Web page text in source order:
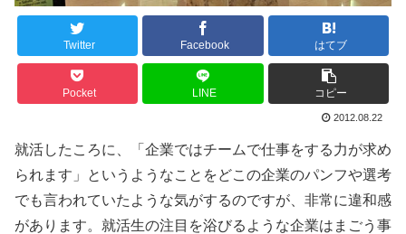
Twitter Facebook はてブ
Pocket LINE コピー
2012.08.22
就活したころに、「企業ではチームで仕事をする力が求め
られます」というようなことをどこの企業のパンフや選考
でも言われていたような気がするのですが、非常に違和感
があります。就活生の注目を浴びるような企業はまごう事